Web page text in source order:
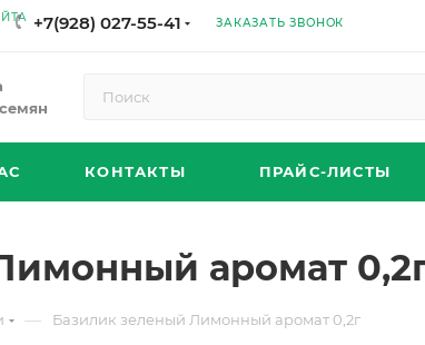
+7(928) 027-55-41 ЗАКАЗАТЬ ЗВОНОК
КОНТАКТЫ ПРАЙС-ЛИСТЫ
аромат
— Базилик зеленый Лимонный аромат 0,2г